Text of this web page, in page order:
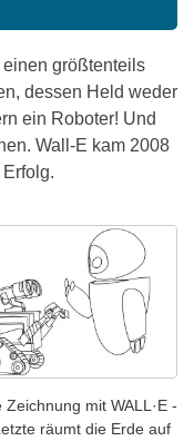
größtenteils
dessen Held weder
ein Roboter! Und
Wall-E kam 2008
Zeichnung mit WALL·E -
räumt die Erde auf